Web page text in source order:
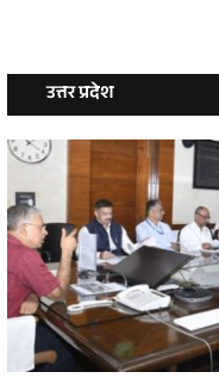
उत्तर प्रदेश